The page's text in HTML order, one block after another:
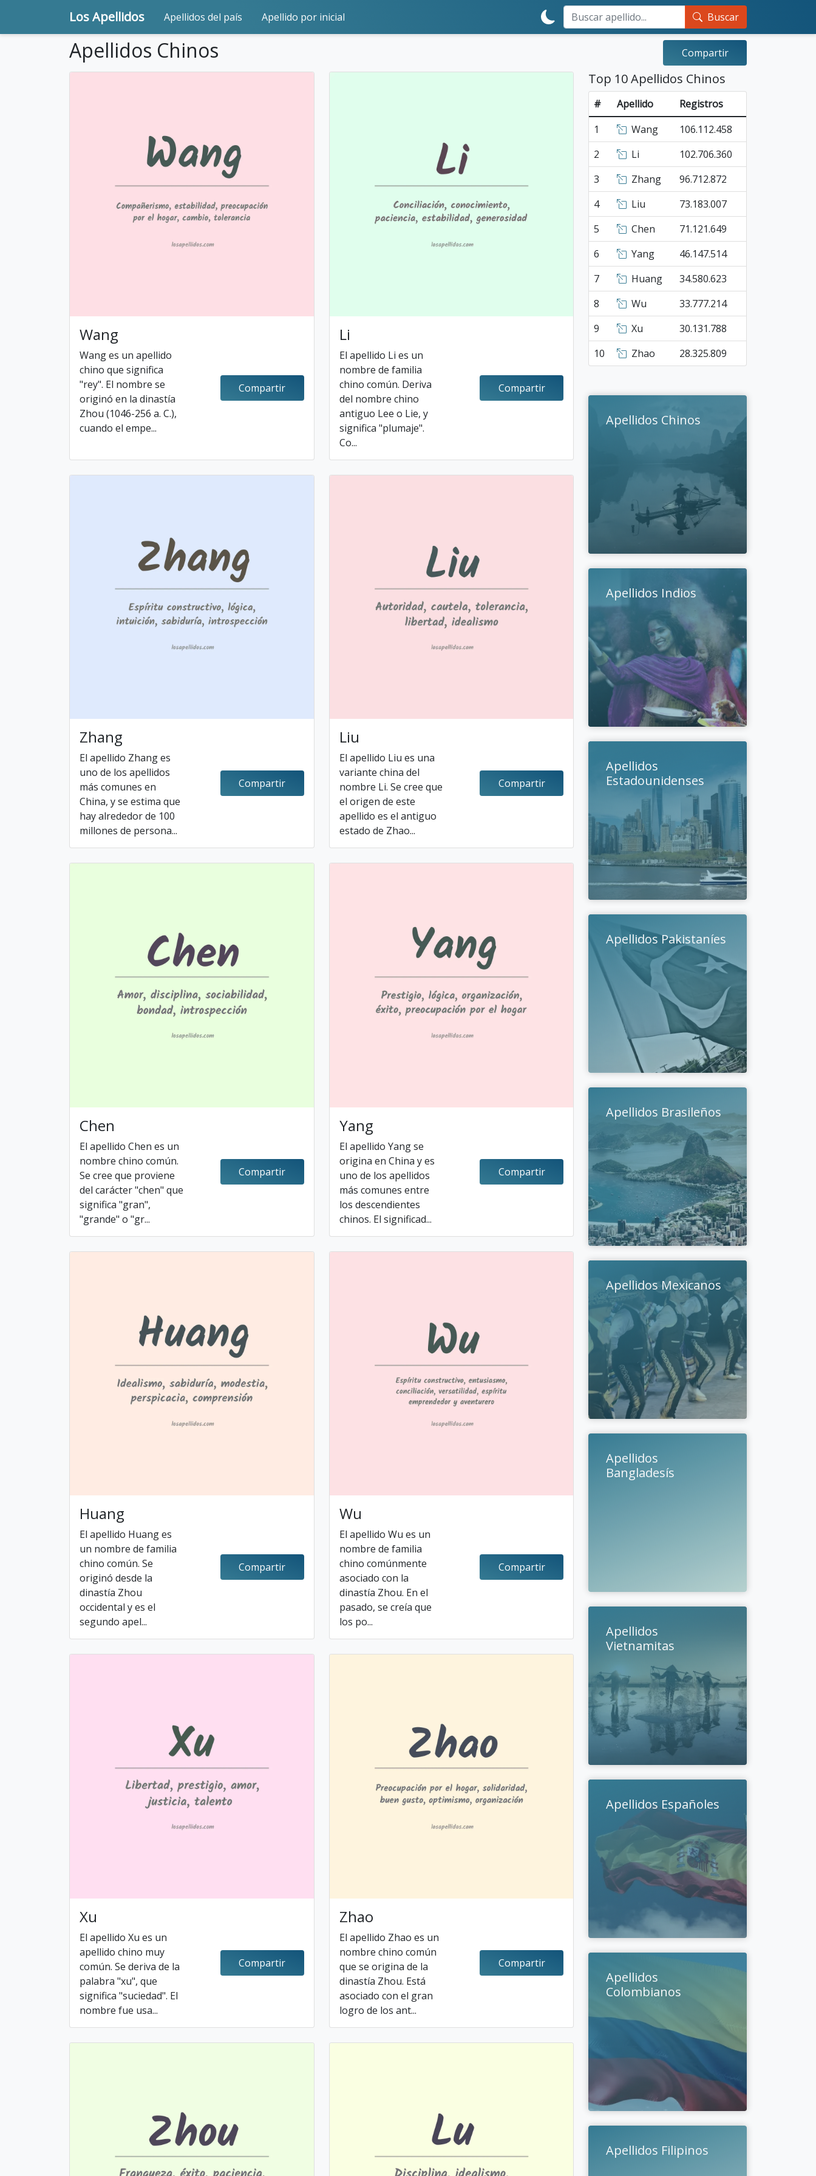
Los Apellidos Apellidos del país Apellido por inicial Buscar
Apellidos Chinos Compartir
Wang
Wang es un apellido
chino que significa
"rey". El nombre se
originó en la dinastía
Zhou (1046-256 a. C.),
cuando el empe...
Compartir
Li
El apellido Li es un
nombre de familia
chino común. Deriva
del nombre chino
antiguo Lee o Lie, y
significa "plumaje".
Co...
Compartir
Zhang
El apellido Zhang es
uno de los apellidos
más comunes en
China, y se estima que
hay alrededor de 100
millones de persona...
Compartir
Liu
El apellido Liu es una
variante china del
nombre Li. Se cree que
el origen de este
apellido es el antiguo
estado de Zhao...
Compartir
Chen
El apellido Chen es un
nombre chino común.
Se cree que proviene
del carácter "chen" que
significa "gran",
"grande" o "gr...
Compartir
Yang
El apellido Yang se
origina en China y es
uno de los apellidos
más comunes entre
los descendientes
chinos. El significad...
Compartir
Huang
El apellido Huang es
un nombre de familia
chino común. Se
originó desde la
dinastía Zhou
occidental y es el
segundo apel...
Compartir
Wu
El apellido Wu es un
nombre de familia
chino comúnmente
asociado con la
dinastía Zhou. En el
pasado, se creía que
los po...
Compartir
Xu
El apellido Xu es un
apellido chino muy
común. Se deriva de la
palabra "xu", que
significa "suciedad". El
nombre fue usa...
Compartir
Zhao
El apellido Zhao es un
nombre chino común
que se origina de la
dinastía Zhou. Está
asociado con el gran
logro de los ant...
Compartir
Top 10 Apellidos Chinos
# Apellido
Registros
1
Wang
106.112.458
2
Li
102.706.360
3
Zhang
96.712.872
4
Liu
73.183.007
5
Chen
71.121.649
6
Yang
46.147.514
7
Huang
34.580.623
8
Wu
33.777.214
9
Xu
30.131.788
10
Zhao 28.325.809
Apellidos Chinos
Apellidos Indios
Apellidos
Estadounidenses
Apellidos Pakistaníes
Apellidos Brasileños
Apellidos Mexicanos
Apellidos
Bangladesís
Apellidos
Vietnamitas
Apellidos Españoles
Apellidos
Colombianos
Apellidos Filipinos